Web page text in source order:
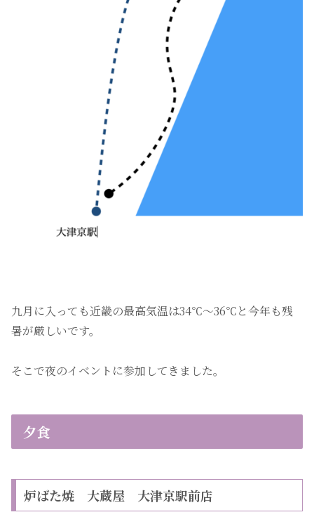
九月に入っても近畿の最高気温は34℃〜36℃と今年も残
暑が厳しいです。
そこで夜のイベントに参加してきました。
夕食
炉ばた焼 大蔵屋 大津京駅前店